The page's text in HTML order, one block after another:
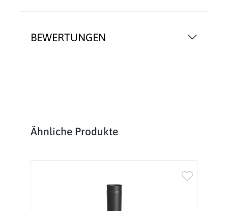
BEWERTUNGEN
Produktgalerie überspringen
Ähnliche Produkte